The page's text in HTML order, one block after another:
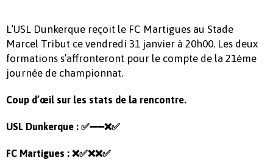
L’USL Dunkerque reçoit le FC Martigues au Stade
Marcel Tribut ce vendredi 31 janvier à 20h00. Les deux
formations s’affronteront pour le compte de la 21ème
journée de championnat.
Coup d’œil sur les stats de la rencontre.
USL Dunkerque : ✅➖➖❌✅
FC Martigues : ❌✅❌❌✅